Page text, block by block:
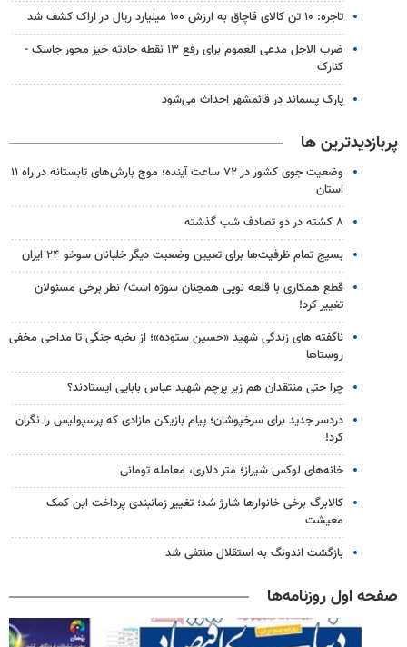
تاجره: ۱۰ تن کالای قاچاق به ارزش ۱۰۰ میلیارد ریال در اراک کشف شد
ضرب الاجل مدعی العموم برای رفع ۱۳ نقطه حادثه خیز محور جاسک -
کنارک
پارک پسماند در قائمشهر احداث می‌شود
پربازدیدترین ها
وضعیت جوی کشور در ۷۲ ساعت آینده؛ موج بارش‌های تابستانه در راه ۱۱
استان
۸ کشته در دو تصادف شب گذشته
بسیج تمام ظرفیت‌ها برای تعیین وضعیت دیگر خلبانان سوخو ۲۴ ایران
قطع همکاری با قلعه نویی همچنان سوژه است/ نظر برخی مسئولان
تغییر کرد!
ناگفته های زندگی شهید «حسین ستوده»؛ از نخبه جنگی تا مداحی مخفی
روستاها
چرا حتی منتقدان هم زیر پرچم شهید عباس بابایی ایستادند؟
دردسر جدید برای سرخپوشان؛ پیام بازیکن مازادی که پرسپولیس را نگران
کرد!
خانه‌های لوکس شیراز؛ متر دلاری، معامله تومانی
کالابرگ برخی خانوارها شارژ شد؛ تغییر زمانبندی پرداخت این کمک
معیشت
بازگشت اندونگ به استقلال منتفی شد
صفحه اول روزنامه‌ها